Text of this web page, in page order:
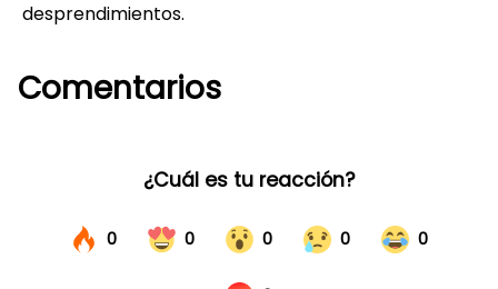
desprendimientos.
Comentarios